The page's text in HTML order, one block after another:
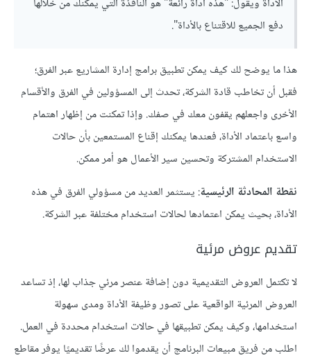
الأداة ويقول: "هذه أداة رائعة" هو النافذة التي يمكنك من خلالها
دفع الجميع للاقتناع بالأداة".
هذا ما يوضح لك كيف يمكن تطبيق برامج إدارة المشاريع عبر الفرق؛
فقبل أن تخاطب قادة الشركة، تحدث إلى المسؤولين في الفرق والأقسام
الأخرى واجعلهم يقفون معك في صفك. وإذا تمكنت من إظهار اهتمام
واسع باعتماد الأداة، فعندها يمكنك إقناع المستمعين بأن حالات
الاستخدام المشتركة وتحسين سير الأعمال هو أمر ممكن.
نقطة المحادثة الرئيسية: يستثمر العديد من مسؤولي الفرق في هذه
الأداة، بحيث يمكن اعتمادها لحالات استخدام مختلفة عبر الشركة.
تقديم عروض مرئية
لا تكتمل العروض التقديمية دون إضافة عنصر مرئي جذاب لها، إذ تساعد
العروض المرئية الواقعية على تصور وظيفة الأداة ومدى سهولة
استخدامها، وكيف يمكن تطبيقها في حالات استخدام محددة في العمل.
اطلب من فريق مبيعات البرنامج أن يقدموا لك عرضًا تقديميًا يوفر مقاطع